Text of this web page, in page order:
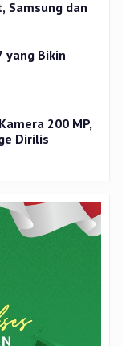
Samsung dan
yang Bikin
200 MP,
Dirilis